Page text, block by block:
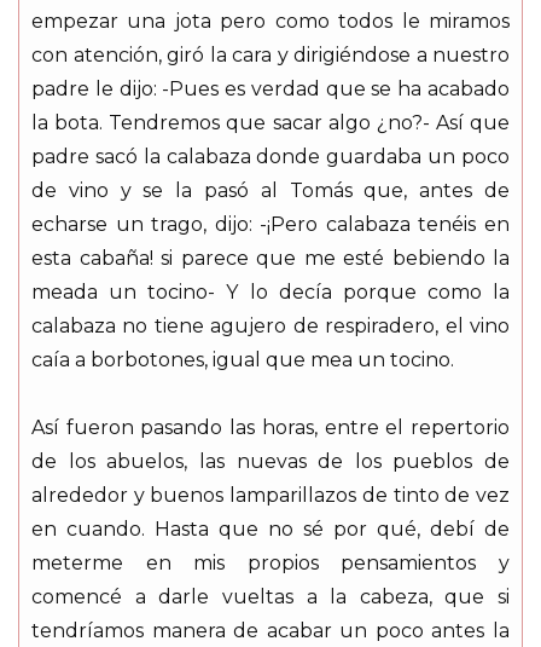
empezar una jota pero como todos le miramos
con atención, giró la cara y dirigiéndose a nuestro
padre le dijo: -Pues es verdad que se ha acabado
la bota. Tendremos que sacar algo ¿no?- Así que
padre sacó la calabaza donde guardaba un poco
de vino y se la pasó al Tomás que, antes de
echarse un trago, dijo: -¡Pero calabaza tenéis en
esta cabaña! si parece que me esté bebiendo la
meada un tocino- Y lo decía porque como la
calabaza no tiene agujero de respiradero, el vino
caía a borbotones, igual que mea un tocino.
Así fueron pasando las horas, entre el repertorio
de los abuelos, las nuevas de los pueblos de
alrededor y buenos lamparillazos de tinto de vez
en cuando. Hasta que no sé por qué, debí de
meterme en mis propios pensamientos y
comencé a darle vueltas a la cabeza, que si
tendríamos manera de acabar un poco antes la